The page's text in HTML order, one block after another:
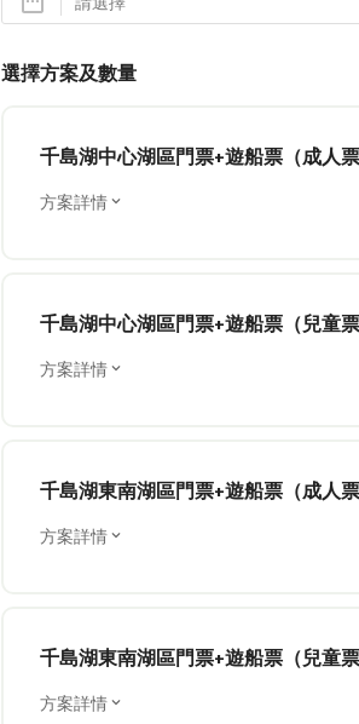
選擇方案及數量
千島湖中心湖區門票+遊船票（成人
方案詳情
千島湖中心湖區門票+遊船票（兒童
方案詳情
千島湖東南湖區門票+遊船票（成人
方案詳情
千島湖東南湖區門票+遊船票（兒童
方案詳情